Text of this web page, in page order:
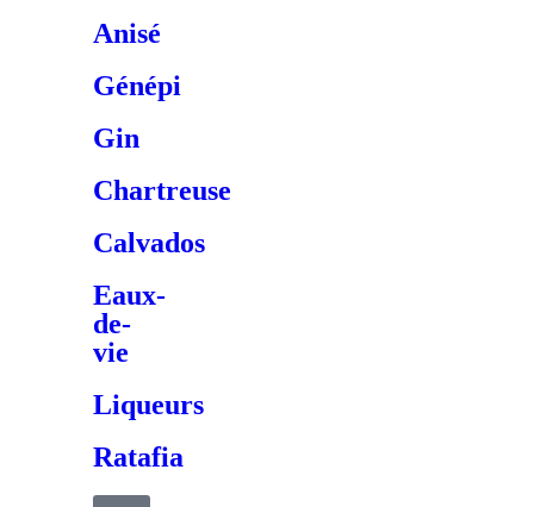
Anisé
Génépi
Gin
Chartreuse
Calvados
Eaux-
de-
vie
Liqueurs
Ratafia